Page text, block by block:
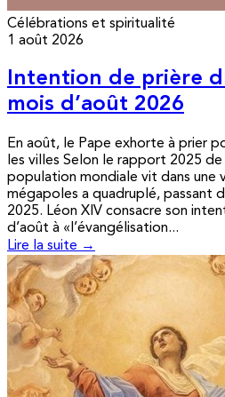
Célébrations et spiritualité
1 août 2026
Intention de prière
mois d’août 2026
En août, le Pape exhorte à prier
les villes Selon le rapport 2025 de
population mondiale vit dans une
mégapoles a quadruplé, passant
2025. Léon XIV consacre son
d’août à «l’évangélisation...
Lire la suite →